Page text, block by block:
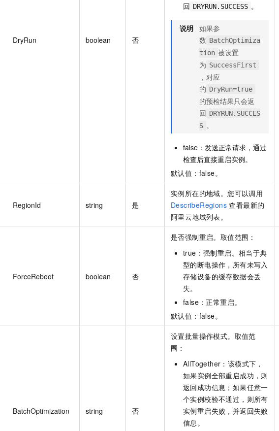
DryRun boolean 否
回 DRYRUN.SUCCESS 。
说明 如果参
数 BatchOptimiza
tion 被设置
为 SuccessFirst
，对应
的 DryRun=true
的预检结果只会返
回 DRYRUN.SUCCES
S 。
false：发送正常请求，通过
检查后直接重启实例。
默认值：false。
RegionId string 是
实例所在的地域。您可以调用
DescribeRegions 查看最新的
阿里云地域列表。
ForceReboot boolean 否
是否强制重启。取值范围：
true：强制重启。相当于典
型的断电操作，所有未写入
存储设备的缓存数据会丢
失。
false：正常重启。
默认值：false。
BatchOptimization string 否
设置批量操作模式。取值范
围：
AllTogether：该模式下，
如果实例全部重启成功，则
返回成功信息；如果任意一
个实例校验不通过，则所有
实例重启失败，并返回失败
信息。